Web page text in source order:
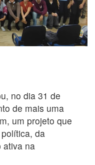
no dia 31 de
de mais uma
um projeto que
da
ativa na